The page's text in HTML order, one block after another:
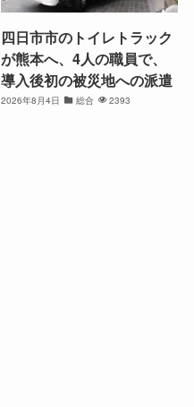
四日市市のトイレトラック
が熊本へ、4人の職員で、
導入後初の被災地への派遣
2026年8月4日 総合 2393